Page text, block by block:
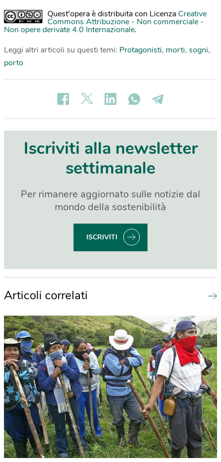
Quest'opera è distribuita con Licenza Creative
Commons Attribuzione - Non commerciale -
Non opere derivate 4.0 Internazionale.
Leggi altri articoli su questi temi: Protagonisti, morti, sogni,
porto
Iscriviti alla newsletter
settimanale
Per rimanere aggiornato sulle notizie dal
mondo della sostenibilità
ISCRIVITI
Articoli correlati